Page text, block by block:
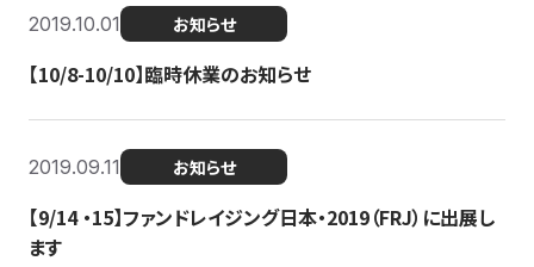
2019.10.01 お知らせ
【10/8-10/10】臨時休業のお知らせ
2019.09.11 お知らせ
【9/14 ・15】ファンドレイジング日本・2019（FRJ）に出展し
ます